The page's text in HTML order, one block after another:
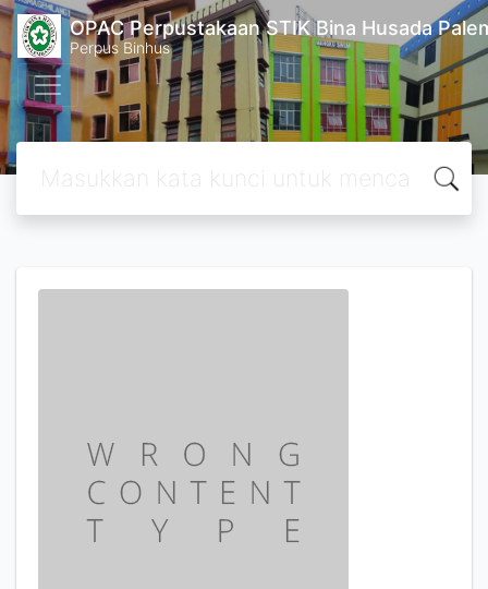
OPAC Perpustakaan STIK Bina Husada
Perpus Binhus